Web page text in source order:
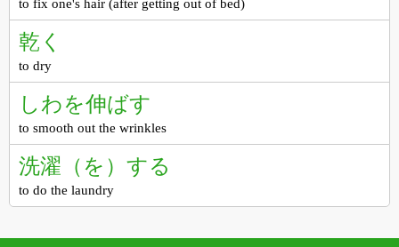
to fix one's hair (after getting out of bed)
乾く
to dry
しわを伸ばす
to smooth out the wrinkles
洗濯（を）する
to do the laundry